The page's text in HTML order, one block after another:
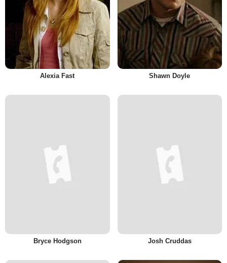
Alexia Fast Shawn Doyle
Bryce Hodgson Josh Cruddas